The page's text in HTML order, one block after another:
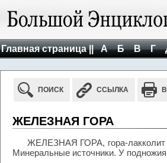
Главная страница || А Б В Г
ПОИСК ССЫЛКА
ЖЕЛЕЗНАЯ ГОРА
ЖЕЛЕЗНАЯ ГОРА, гора-лакколит
Минеральные источники. У